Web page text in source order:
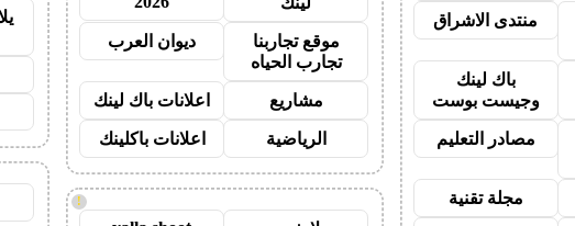
منتدى الاشراق
باك لينك
وجيست بوست
مصادر التعليم
مجلة تقنية
موقع تجاربنا
تجارب الحياه
ديوان العرب
مشاريع اعلانات باك لينك
الرياضية اعلانات باكلينك
!